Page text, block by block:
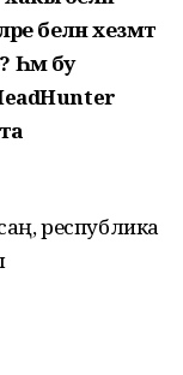
белән хезмәт
Һәм бу
республика